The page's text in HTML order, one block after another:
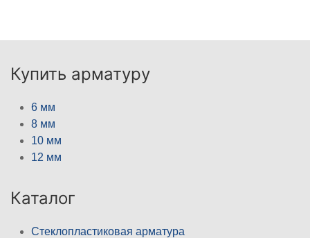
Купить арматуру
6 мм
8 мм
10 мм
12 мм
Каталог
Стеклопластиковая арматура